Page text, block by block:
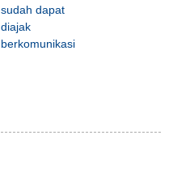
sudah dapat
diajak
berkomunikasi